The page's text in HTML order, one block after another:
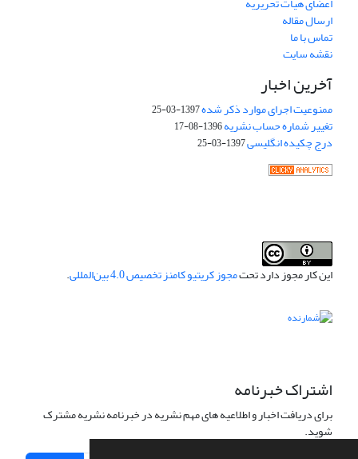
ارسال مقاله
تماس با ما
نقشه سایت
آخرین اخبار
ممنوعیت اجرای موارد ذکر شده1397-03-25
تغییر شماره حساب نشریه1396-08-17
درج چکیده انگلیسی1397-03-25
این کار مجوز دارد تحتمجوز کریتیو کامنز تخصیص 4.0 بین‌المللی .
اشتراک خبرنامه
برای دریافت اخبار و اطلاعیه های مهم نشریه در خبرنامه نشریه مشترک
شوید.